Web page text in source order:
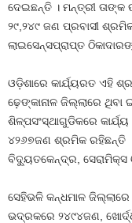
ଦେଇଛନ୍ତି । ମନ୍ତ୍ରୀ
୨୯,୨୪୯ ଜଣ ପ୍ରବାସୀ
ଲାଇସେନ୍ସପ୍ରାପ୍ତ
ଓଡ଼ିଶାରେ କାର୍ଯ୍ୟରତ ଏହି
ଢ଼େଙ୍କାନାଳ ଜିଲ୍ଲାରେ
ଶିଳ୍ପସଂସ୍ଥାଗୁଡିକରେ
୪୨୬୭ଜଣ ଶ୍ରମିକ ରହିଛନ୍ତି
ବିଦ୍ୟୁତକେନ୍ଦ୍ର, ସେରାମିକ୍ସ
ସେହିଭଳି କନ୍ଧମାଳ
ଭଦ୍ରକରେ ୨୪୯୪ଜଣ,